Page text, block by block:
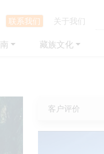
联系我们 关于我们
藏族文化
客户评价